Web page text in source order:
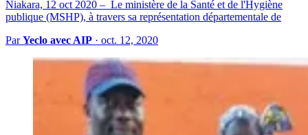
Niakara, 12 oct 2020 – Le ministère de la Santé et de l'Hygiène
publique (MSHP), à travers sa représentation départementale de
ParYeclo avec AIP · oct. 12, 2020